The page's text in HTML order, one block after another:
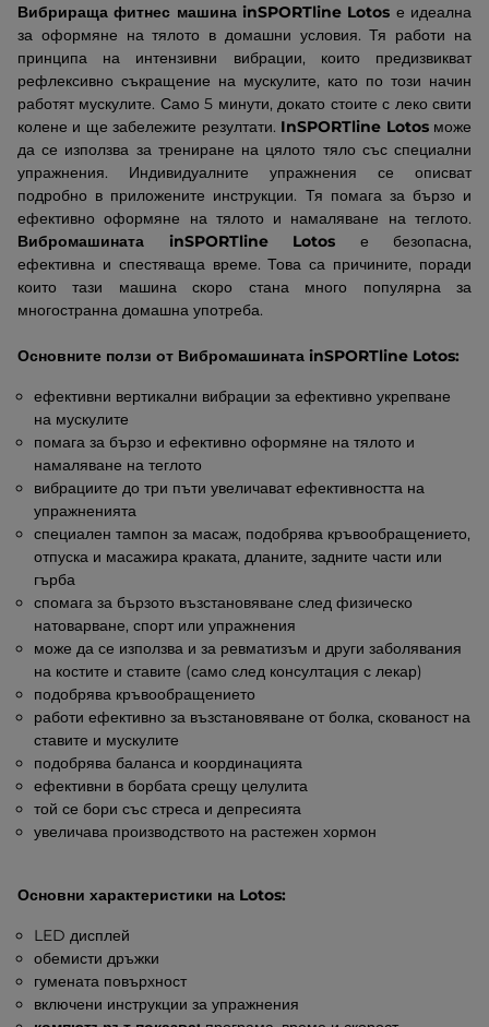
Вибрираща фитнес машина inSPORTline Lotos е идеална
за оформяне на тялото в домашни условия. Тя работи на
принципа на интензивни вибрации, които предизвикват
рефлексивно съкращение на мускулите, като по този начин
работят мускулите. Само 5 минути, докато стоите с леко свити
колене и ще забележите резултати. InSPORTline Lotosможе
да се използва за трениране на цялото тяло със специални
упражнения. Индивидуалните упражнения се описват
подробно в приложените инструкции. Тя помага за бързо и
ефективно оформяне на тялото и намаляване на теглото.
Вибромашината inSPORTline Lotos е безопасна,
ефективна и спестяваща време. Това са причините, поради
които тази машина скоро стана много популярна за
многостранна домашна употреба.
Основните ползи от Вибромашината inSPORTline Lotos:
ефективни вертикални вибрации за ефективно укрепване
на мускулите
помага за бързо и ефективно оформяне на тялото и
намаляване на теглото
вибрациите до три пъти увеличават ефективността на
упражненията
специален тампон за масаж, подобрява кръвообращението,
отпуска и масажира краката, дланите, задните части или
гърба
спомага за бързото възстановяване след физическо
натоварване, спорт или упражнения
може да се използва и за ревматизъм и други заболявания
на костите и ставите (само след консултация с лекар)
подобрява кръвообращението
работи ефективно за възстановяване от болка, скованост на
ставите и мускулите
подобрява баланса и координацията
ефективни в борбата срещу целулита
той се бори със стреса и депресията
увеличава производството на растежен хормон
Основни характеристики на Lotos:
LED дисплей
обемисти дръжки
гумената повърхност
включени инструкции за упражнения